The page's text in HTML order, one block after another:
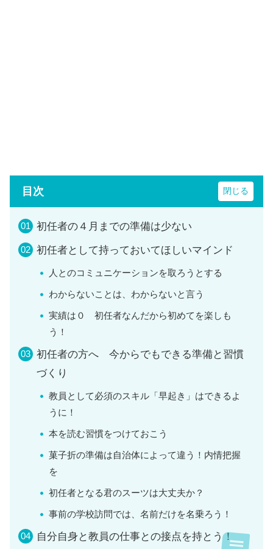
目次
初任者の４月までの準備は少ない
初任者として持っておいてほしいマインド
人とのコミュニケーションを取ろうとする
わからないことは、わからないと言う
実績は０ 初任者なんだから初めてを楽しも
う！
初任者の方へ 今からでもできる準備と習慣
づくり
教員として必須のスキル「早起き」はできるよ
うに！
本を読む習慣をつけておこう
菓子折の準備は自治体によって違う！内情把握
を
初任者となる君のスーツは大丈夫か？
事前の学校訪問では、名前だけを名乗ろう！
自分自身と教員の仕事との接点を持とう！